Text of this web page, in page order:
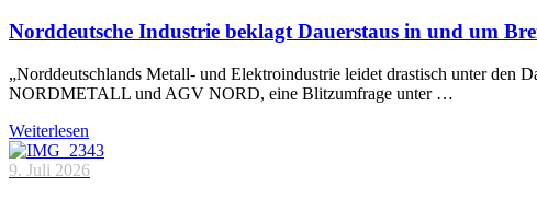
Norddeutsche Industrie beklagt Dauerstaus in und um
„Norddeutschlands Metall- und Elektroindustrie leidet drastisch unter den
NORDMETALL und AGV NORD, eine Blitzumfrage unter …
Weiterlesen
9. Juli 2026